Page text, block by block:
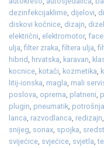
dezinfekcijaklime, dijelovi,
diskovi kočnice, dizajn, dizel
električni, elektromotor,
ulja,filter zraka,filtera ulja,
hibrid, hrvatska, karavan,
kocnice, kotači, kozmetika,
litij-ionska, magla, mali
poslova, oprema, platneni,
plugin, pneumatik, potrošnja
lanca, razvodlanca, redizajn,
snijeg, sonax, spojka,
svijećice, svjećice, svjetla,